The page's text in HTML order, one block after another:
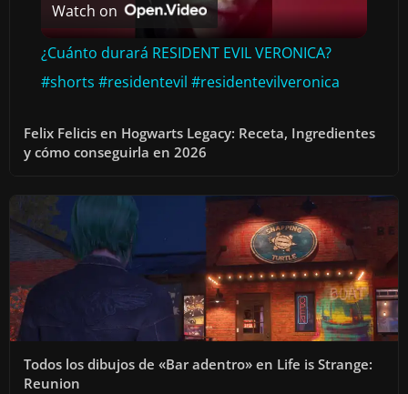
L
A
Y
V
I
D
E
Watch on
¿Cuánto durará RESIDENT EVIL VERONICA?
#shorts #residentevil #residentevilveronica
Felix Felicis en Hogwarts Legacy: Receta, Ingredientes
y cómo conseguirla en 2026
Todos los dibujos de «Bar adentro» en Life is Strange:
Reunion